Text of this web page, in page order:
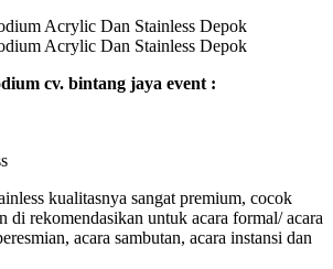
cv. bintang jaya event :
kualitasnya sangat premium, cocok
di rekomendasikan untuk acara formal/ acara
acara sambutan, acara instansi dan